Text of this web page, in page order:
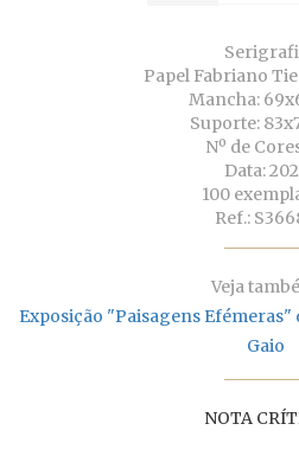
Papel Fabriano
Mancha:
Suporte:
Nº de
Data:
100
Ref.:
Veja
Exposição "Paisagens Efémeras"
Gaio
NOTA